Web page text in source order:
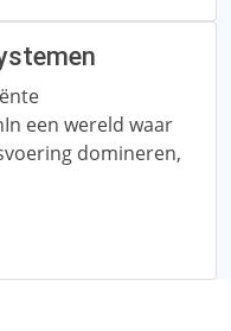
een wereld waar
domineren,